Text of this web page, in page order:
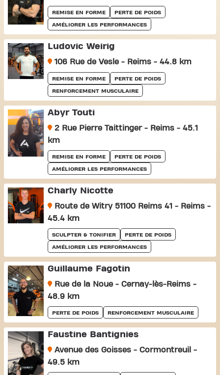
REMISE EN FORME PERTE DE POIDS
AMÉLIORER LES PERFORMANCES
Ludovic Weirig
106 Rue de Vesle - Reims - 44.8 km
REMISE EN FORME PERTE DE POIDS
RENFORCEMENT MUSCULAIRE
Abyr Touti
2 Rue Pierre Taittinger - Reims - 45.1
km
REMISE EN FORME PERTE DE POIDS
AMÉLIORER LES PERFORMANCES
Charly Nicotte
Route de Witry 51100 Reims 41 - Reims -
45.4 km
SCULPTER & TONIFIER PERTE DE POIDS
AMÉLIORER LES PERFORMANCES
Guillaume Fagotin
Rue de la Noue - Cernay-lès-Reims -
48.9 km
PERTE DE POIDS RENFORCEMENT MUSCULAIRE
Faustine Bantignies
Avenue des Goisses - Cormontreuil -
49.5 km